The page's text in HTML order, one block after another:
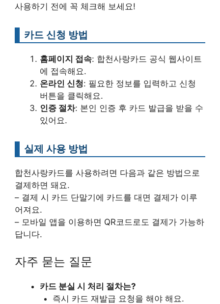
사용하기 전에 꼭 체크해 보세요!
카드 신청 방법
홈페이지 접속: 합천사랑카드 공식 웹사이트
에 접속해요.
온라인 신청: 필요한 정보를 입력하고 신청
버튼을 클릭해요.
인증 절차: 본인 인증 후 카드 발급을 받을 수
있어요.
실제 사용 방법
합천사랑카드를 사용하려면 다음과 같은 방법으로
결제하면 돼요.
– 결제 시 카드 단말기에 카드를 대면 결제가 이루
어져요.
– 모바일 앱을 이용하면 QR코드로도 결제가 가능하
답니다.
자주 묻는 질문
카드 분실 시 처리 절차는?
즉시 카드 재발급 요청을 해야 해요.